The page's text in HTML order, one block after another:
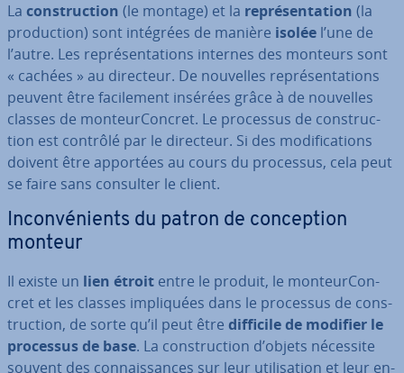
La cons­truc­tion (le montage) et la re­pré­sen­ta­tion (la
pro­duc­tion) sont intégrées de manière isolée l’une de
l’autre. Les re­pré­sen­ta­tions internes des monteurs sont
« cachées » au directeur. De nouvelles re­pré­sen­ta­tions
peuvent être fa­ci­le­ment insérées grâce à de nouvelles
classes de mon­teur­Con­cret. Le processus de cons­truc­
tion est contrôlé par le directeur. Si des mo­di­fi­ca­tions
doivent être apportées au cours du processus, cela peut
se faire sans consulter le client.
In­con­vé­nients du patron de con­cep­tion
monteur
Il existe un lien étroit entre le produit, le mon­teur­Con­
cret et les classes im­pli­quées dans le processus de cons­
truc­tion, de sorte qu’il peut être difficile de modifier le
processus de base. La cons­truc­tion d’objets nécessite
souvent des con­nais­sances sur leur uti­li­sa­tion et leur en­